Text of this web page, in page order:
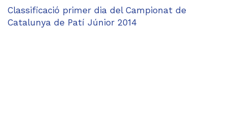
Classificació primer dia del Campionat de
Catalunya de Patí Júnior 2014